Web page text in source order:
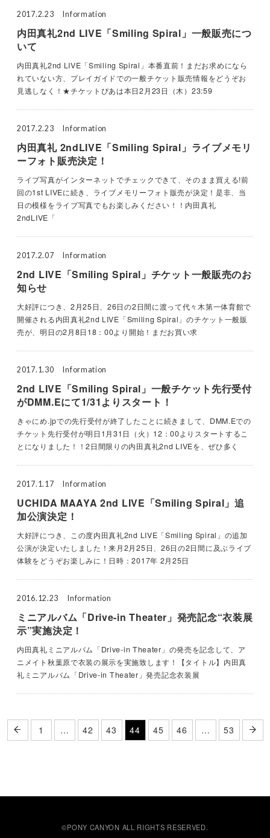
2017.2.23 Information
内田真礼2nd LIVE「Smiling Spiral」一般販売につ
いて
内田真礼2nd LIVE「Smiling Spiral」本番直前！まだお求めになら
れていない方、プレイガイドでの一般チケット販売情報をどうぞお
見逃しなく！★チケットぴあは本日2月23日（木）23:59
2017.2.23 Information
内田真礼 2ndLIVE「Smiling Spiral」ライブメモリ
ーフォト販売決定！
ライブ写真がインターネットでチェックできて、そのまま買える!前
回の1st LIVEに続き、ライブメモリーフォト販売が決定！是非、当
日の模様をライブ写真でもお楽しみください！！内田真礼
2ndLIVE「
2017.2.07 Information
2nd LIVE「Smiling Spiral」チケット一般販売のお
知らせ
大好評につき、2月25日、26日の2日間に渡って代々木第一体育館で
開催される内田真礼2nd LIVE「Smiling Spiral」のチケット一般販
売が、明日の2月8日18：00より開始！まだお買い求
2017.1.30 Information
2nd LIVE「Smiling Spiral」一般チケット先行受付
がDMM.Eにて1/31よりスタート！
きゃにめ.jpでの先行受付が終了したことに続きまして、DMM.Eでの
チケット先行受付が明日1月31日（火）12：00よりスタートするこ
とになりました！！2日間限りの内田真礼2nd LIVEを、ぜひ多く
2017.1.17 Information
UCHIDA MAAYA 2nd LIVE「Smiling Spiral」追
加公演決定！
大好評につき、この度内田真礼2nd LIVE「Smiling Spiral」の追加
公演が決定いたしました！来月2月25日、26日の2日間に及ぶライブ
体験をどうぞお楽しみに！日時：2017年 2月25日
2016.12.23 Information
ミニアルバム「Drive-in Theater」発売記念“衣装展
示”実施決定！
内田真礼ミニアルバム「Drive-in Theater」の発売を記念して、ア
ニメイト秋葉原で衣装の展示を実施致します！【タイトル】内田真
礼ミニアルバム「Drive-in Theater」発売記念衣装展
1 … 42 43 44 45 46 … 53
©PONY CANYON ALL RIGHTS RESERVED.